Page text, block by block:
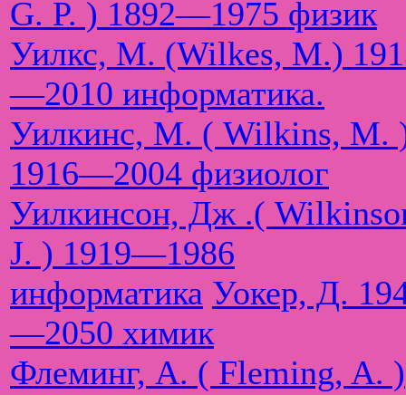
G. P. ) 1892—1975 физик
Уилкс, М. (Wilkes, M.)
—2010 информатика.
Уилкинс, М. ( Wilkins, M.
1916—2004 физиолог
Уилкинсон, Дж .(
J. ) 1919—1986
информатика Уокер, Д.
—2050 химик
Флеминг, А. ( Fleming, A. )